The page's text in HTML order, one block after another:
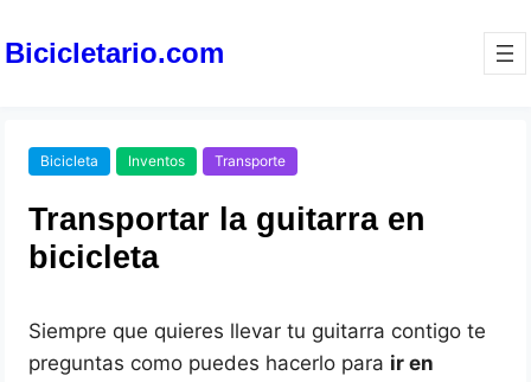
Bicicletario.com
Bicicleta Inventos Transporte
Transportar la guitarra en
bicicleta
Siempre que quieres llevar tu guitarra contigo te
preguntas como puedes hacerlo para ir en